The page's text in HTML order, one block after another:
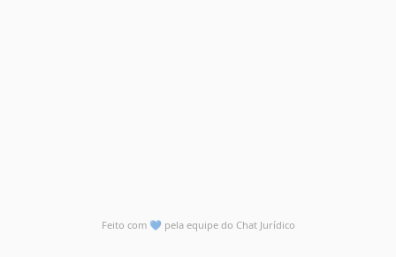
Feito com 💙 pela equipe do Chat Jurídico